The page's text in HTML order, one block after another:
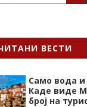
ВЕСТИ
Само вода и
Каде виде
број на